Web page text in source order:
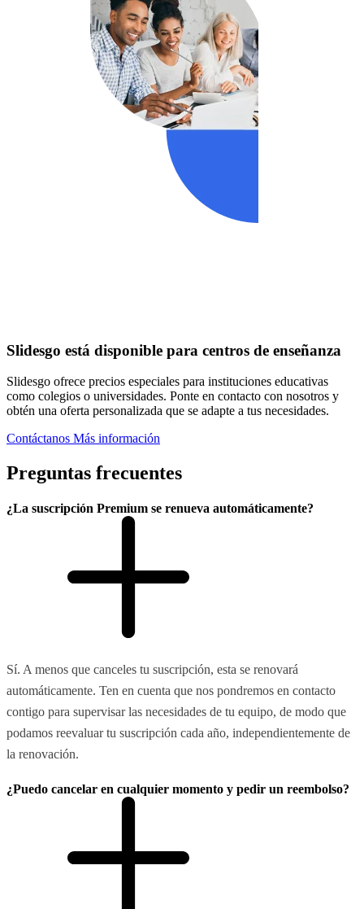
Slidesgo está disponible para centros de enseñanza
Slidesgo ofrece precios especiales para instituciones educativas
como colegios o universidades. Ponte en contacto con nosotros y
obtén una oferta personalizada que se adapte a tus necesidades.
Contáctanos Más información
Preguntas frecuentes
¿La suscripción Premium se renueva automáticamente?
Sí. A menos que canceles tu suscripción, esta se renovará
automáticamente. Ten en cuenta que nos pondremos en contacto
contigo para supervisar las necesidades de tu equipo, de modo que
podamos reevaluar tu suscripción cada año, independientemente de
la renovación.
¿Puedo cancelar en cualquier momento y pedir un reembolso?